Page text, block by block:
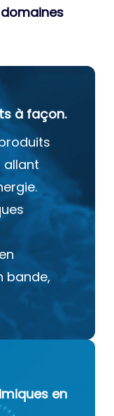
à façon.
allant
bande,
en